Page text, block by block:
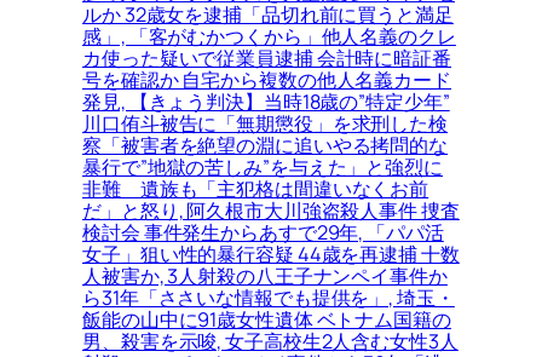
ルか 32歳女を逮捕「品切れ前に買うと満足
感」, 「客がむかつくから」他人名義のクレ
カ使った疑いで従業員逮捕 会計時に暗証番
号を確認か 自宅から複数の他人名義カード
発見, 【きょう判決】当時18歳の”特定少年”
川口侑斗被告に「無期懲役」を求刑した検
察「被害者を絶望の淵に追いやる拷問的な
暴行で”地獄の苦しみ”を与えた」と強烈に
非難＿遺族も「主犯格は間違いなくお前
だ」と怒り, 阿久根市大川強盗殺人事件 捜査
検討会 事件発生からあすで29年, 「パパ活
女子」狙い性的暴行容疑 44歳を再逮捕 十数
人被害か, 3人射殺の八王子ナンペイ事件か
ら31年「ささいな情報でも提供を」, 埼玉・
飯能の山中に91歳女性遺体 ベトナム国籍の
男、殺害を示唆, 女子高校生2人含む女性3人